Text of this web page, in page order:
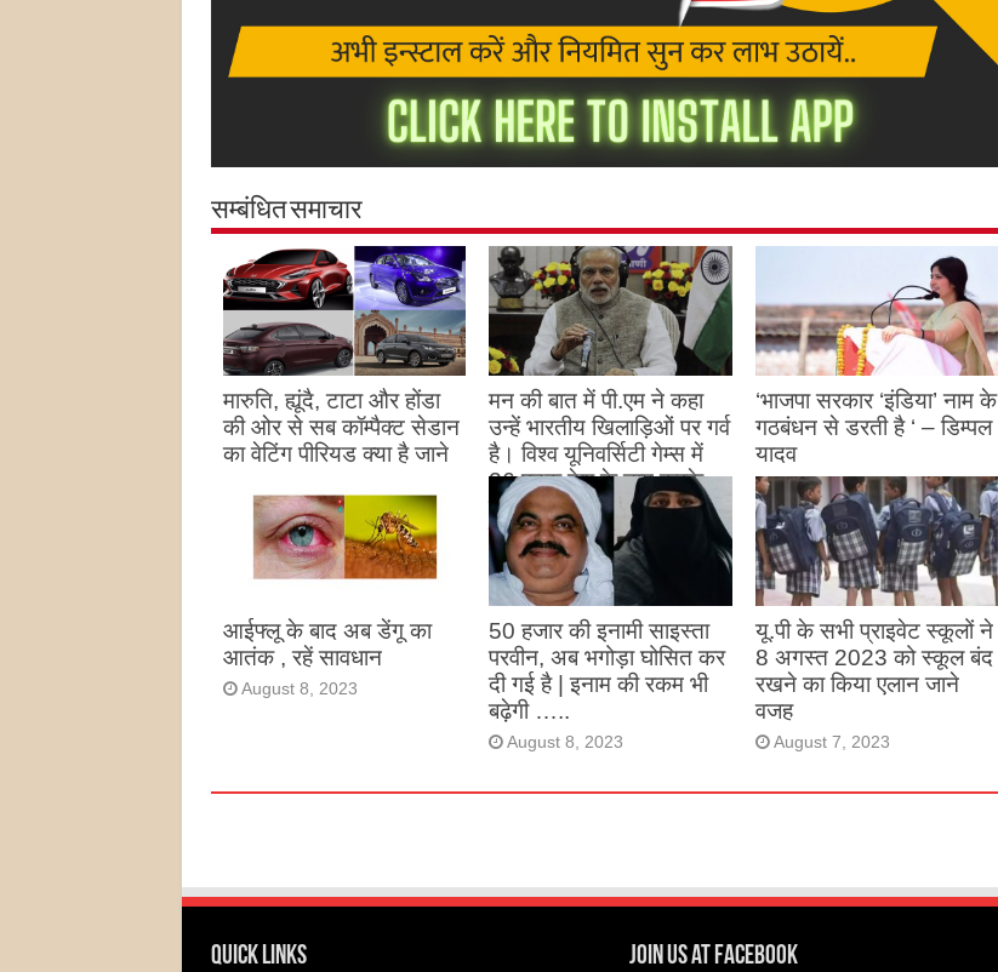
सम्बंधित समाचार
मारुति, ह्यूंदै, टाटा और होंडा
की ओर से सब कॉम्पैक्ट सेडान
का वेटिंग पीरियड क्या है जाने
मन की बात में पी.एम ने कहा
उन्हें भारतीय खिलाड़िओं पर गर्व
है। विश्व यूनिवर्सिटी गेम्स में
26 पदक देश के नाम करके
उन्होंने देश का नाम रोशन किया
है
August 27, 2023
‘भाजपा सरकार ‘इंडिया’ नाम के
गठबंधन से डरती है ‘ – डिम्पल
यादव
August 26, 2023
आईफ्लू के बाद अब डेंगू का
आतंक , रहें सावधान
August 8, 2023
50 हजार की इनामी साइस्ता
परवीन, अब भगोड़ा घोसित कर
दी गई है | इनाम की रकम भी
बढ़ेगी …..
August 8, 2023
यू.पी के सभी प्राइवेट स्कूलों ने
8 अगस्त 2023 को स्कूल बंद
रखने का किया एलान जाने
वजह
August 7, 2023
Quick Links Join us at Facebook